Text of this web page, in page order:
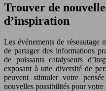
Trouver de
d’inspiration
Les événements de réseautage
de partager des informations
de puissants catalyseurs
exposant à une diversité de
peuvent stimuler votre
nouvelles possibilités pour votre